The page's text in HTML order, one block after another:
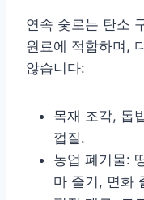
연속 숯로는 탄소
원료에 적합하며,
않습니다:
목재 조각, 톱
껍질.
농업 폐기물:
마 줄기, 면화